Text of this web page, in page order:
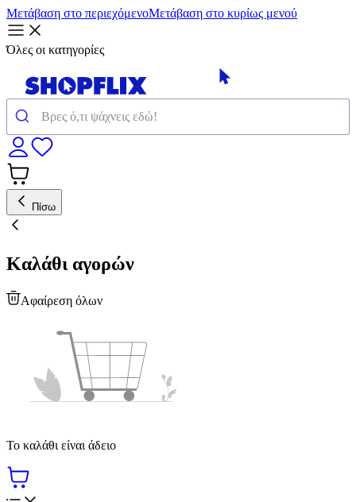
Μετάβαση στο περιεχόμενοΜετάβαση στο κυρίως μενού
Όλες οι κατηγορίες
Πίσω
Καλάθι αγορών
Αφαίρεση όλων
Το καλάθι είναι άδειο